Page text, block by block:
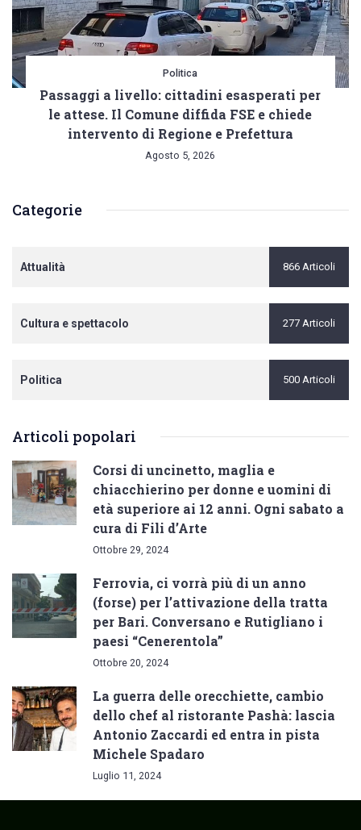
Politica
Passaggi a livello: cittadini esasperati per
le attese. Il Comune diffida FSE e chiede
intervento di Regione e Prefettura
Agosto 5, 2026
Categorie
Attualità 866 Articoli
Cultura e spettacolo 277 Articoli
Politica 500 Articoli
Articoli popolari
Corsi di uncinetto, maglia e
chiacchierino per donne e uomini di
età superiore ai 12 anni. Ogni sabato a
cura di Fili d’Arte
Ottobre 29, 2024
Ferrovia, ci vorrà più di un anno
(forse) per l’attivazione della tratta
per Bari. Conversano e Rutigliano i
paesi “Cenerentola”
Ottobre 20, 2024
La guerra delle orecchiette, cambio
dello chef al ristorante Pashà: lascia
Antonio Zaccardi ed entra in pista
Michele Spadaro
Luglio 11, 2024